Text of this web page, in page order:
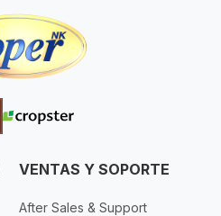
VENTAS Y SOPORTE
After Sales & Support